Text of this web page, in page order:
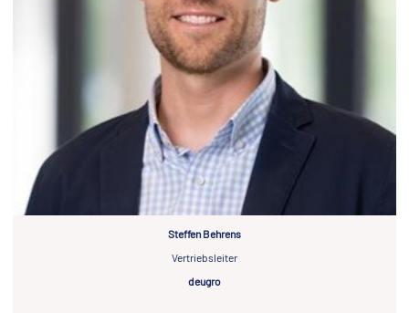
Steffen Behrens
Vertriebsleiter
deugro